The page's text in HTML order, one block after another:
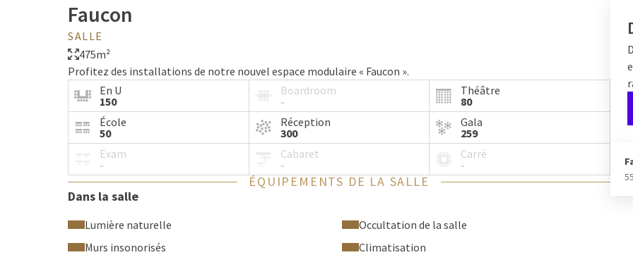
Faucon
SALLE
475m²
Profitez des installations de notre nouvel espace modulaire « Faucon ».
En U
150
Boardroom
-
Théâtre
80
École
50
Réception
300
Gala
259
Exam
-
Cabaret
-
Carré
-
ÉQUIPEMENTS DE LA SALLE
Dans la salle
Lumière naturelle
Occultation de la salle
Murs insonorisés
Climatisation